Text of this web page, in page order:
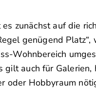
zunächst auf die
genügend Platz“,
Wohnbereich
auch für Galerien,
oder Hobbyraum